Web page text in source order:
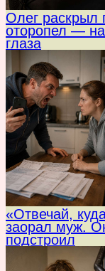
Олег раскрыл
оторопел —
глаза
«Отвечай,
заорал муж.
подстроил